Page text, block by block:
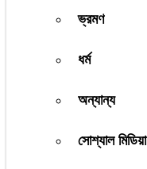
ভ্রমণ
ধর্ম
অন্যান্য
সোশ্যাল মিডিয়া